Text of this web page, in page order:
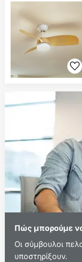
Πώς μπορούμε
Οι σύμβουλοι
υποστηρίξουν.